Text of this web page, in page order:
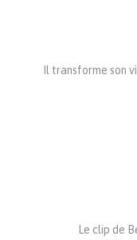
Il transforme son
Le clip de